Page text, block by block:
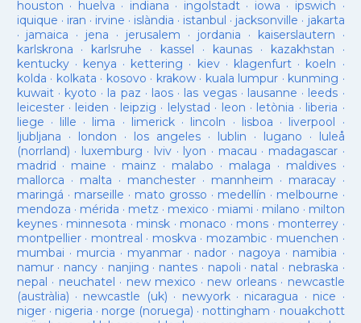
houston · huelva · indiana · ingolstadt· iowa · ipswich ·
iquique · iran · irvine · islàndia · istanbul · jacksonville · jakarta
· jamaica · jena · jerusalem · jordania · kaiserslautern ·
karlskrona · karlsruhe · kassel · kaunas· kazakhstan ·
kentucky· kenya · kettering · kiev· klagenfurt · koeln ·
kolda · kolkata · kosovo · krakow· kuala lumpur · kunming ·
kuwait· kyoto · la paz · laos· las vegas· lausanne · leeds ·
leicester· leiden · leipzig · lelystad · leon · letònia · liberia ·
liege · lille · lima · limerick· lincoln · lisboa · liverpool ·
ljubljana · london · los angeles· lublin · lugano · luleå
(norrland) · luxemburg · lviv · lyon · macau · madagascar·
madrid · maine · mainz · malabo · malaga · maldives·
mallorca · malta · manchester· mannheim · maracay·
maringá · marseille · mato grosso · medellín · melbourne ·
mendoza · mérida · metz · mexico · miami · milano · milton
keynes· minnesota · minsk · monaco · mons · monterrey ·
montpellier· montreal · moskva · mozambic· muenchen ·
mumbai · murcia · myanmar· nador · nagoya · namibia ·
namur· nancy · nanjing · nantes · napoli · natal · nebraska ·
nepal · neuchatel · new mexico · new orleans· newcastle
(austràlia) · newcastle (uk) · newyork· nicaragua · nice ·
niger· nigeria · norge (noruega) · nottingham · nouakchott